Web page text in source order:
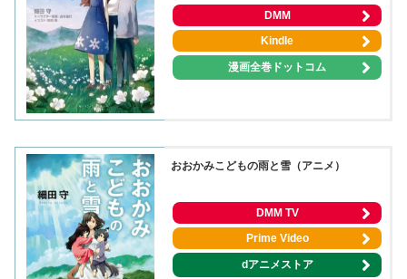
DMM
Kindle
漫画全巻ドットコム
おおかみこどもの雨と雪（アニメ）
DMM TV
Prime Video
dアニメストア